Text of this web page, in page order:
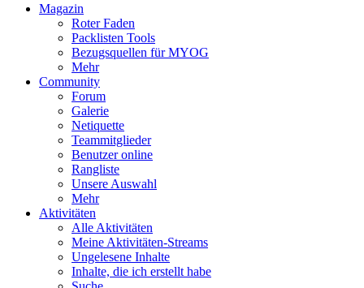
Magazin
Roter Faden
Packlisten Tools
Bezugsquellen für MYOG
Mehr
Community
Forum
Galerie
Netiquette
Teammitglieder
Benutzer online
Rangliste
Unsere Auswahl
Mehr
Aktivitäten
Alle Aktivitäten
Meine Aktivitäten-Streams
Ungelesene Inhalte
Inhalte, die ich erstellt habe